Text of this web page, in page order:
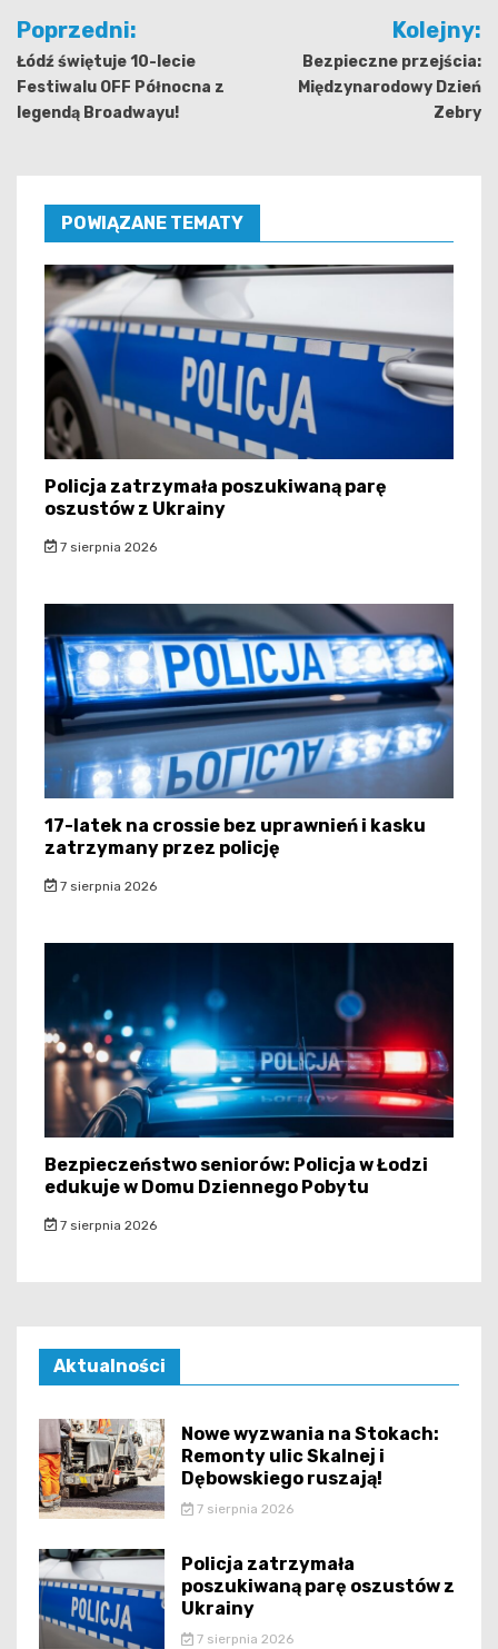
Nawigacja
wpisu
Poprzedni:
Łódź świętuje 10-lecie
Festiwalu OFF Północna z
legendą Broadwayu!
Kolejny:
Bezpieczne przejścia:
Międzynarodowy Dzień
Zebry
POWIĄZANE TEMATY
Policja zatrzymała poszukiwaną parę
oszustów z Ukrainy
7 sierpnia 2026
17-latek na crossie bez uprawnień i kasku
zatrzymany przez policję
7 sierpnia 2026
Bezpieczeństwo seniorów: Policja w Łodzi
edukuje w Domu Dziennego Pobytu
7 sierpnia 2026
Aktualności
Nowe wyzwania na Stokach:
Remonty ulic Skalnej i
Dębowskiego ruszają!
7 sierpnia 2026
Policja zatrzymała
poszukiwaną parę oszustów z
Ukrainy
7 sierpnia 2026